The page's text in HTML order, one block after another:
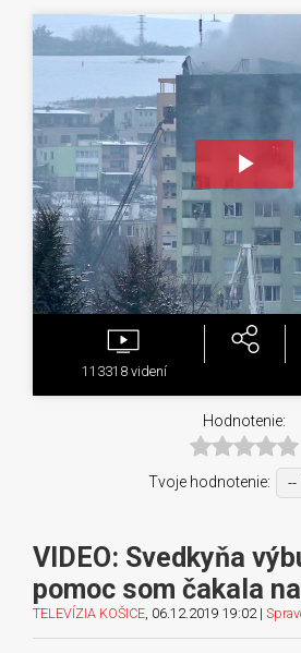
Play
113318 videní
Hodnotenie:
Tvoje hodnotenie:
VIDEO: Svedkyňa
pomoc som čakala
TELEVÍZIA KOŠICE , 06.12.2019 19:02 |